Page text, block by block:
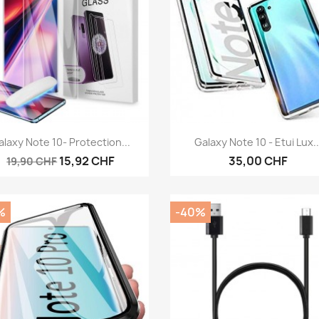
Aperçu rapide
Note 10- Protection...
19,90 CHF15,92 CHF
Aperçu rapide
Galaxy Note 10 - Etui
35,00 CHF
-40%